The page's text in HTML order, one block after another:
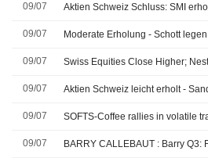
09/07 Aktien Schweiz Schluss: SMI
09/07 Moderate Erholung - Schott
09/07 Swiss Equities Close Higher;
09/07 Aktien Schweiz leicht erholt -
09/07 SOFTS-Coffee rallies in volatile
09/07 BARRY CALLEBAUT : Barry Q3: